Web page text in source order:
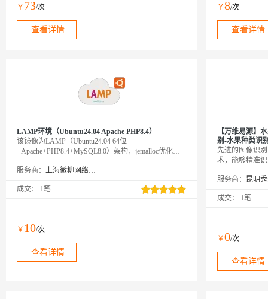
￥ 73/次
查看详情
￥8/次
查看详情
LAMP环境（Ubuntu24.04 Apache PHP8.4）
该镜像为LAMP（Ubuntu24.04 64位
+Apache+PHP8.4+MySQL8.0）架构，jemalloc优化内
持内网OSS备份功能
服务商： 上海微柳网络科技有限公司
成交： 1笔
￥ 10/次
查看详情
【万维易源】
别-水果种类识
先进的图像识
术，能够精准
域，助力用户
服务商：
成交： 1笔
￥0/次
查看详情